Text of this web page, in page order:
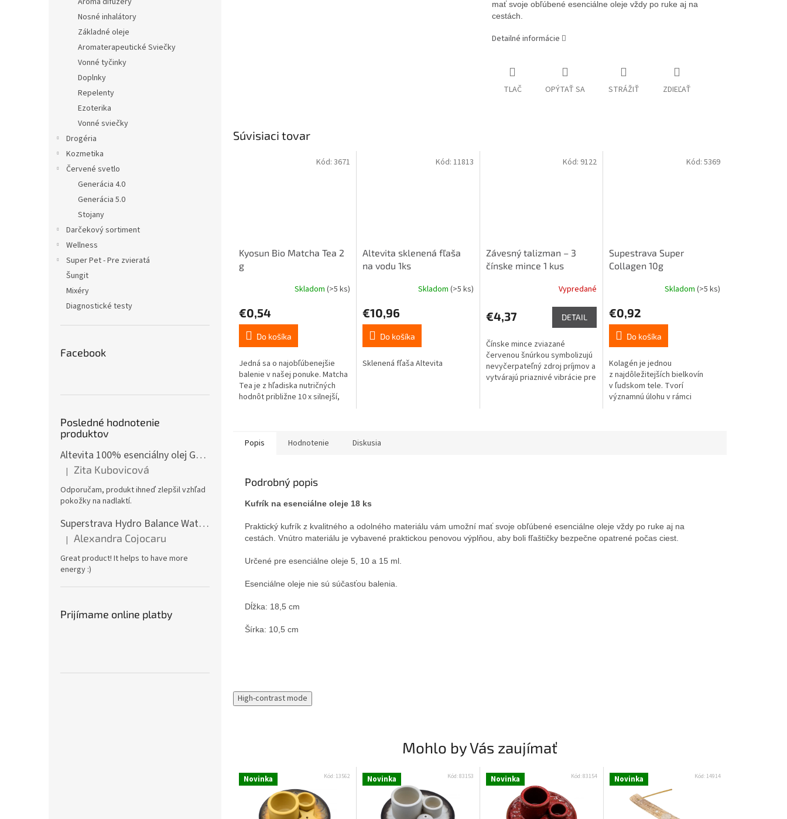
Nosné inhalátory
Základné oleje
Aromaterapeutické Sviečky
Vonné tyčinky
Doplnky
Repelenty
Ezoterika
Vonné sviečky
Drogéria
Kozmetika
Červené svetlo
Generácia 4.0
Generácia 5.0
Stojany
Darčekový sortiment
Wellness
Super Pet - Pre zvieratá
Šungit
Mixéry
Diagnostické testy
Facebook
Posledné hodnotenie
produktov
Altevita 100% esenciálny olej GÁFOR – Olej pozitívnej energie 10ml
Hodnotenie produktu je 5 z 5 hviezdičiek.
| Zita Kubovicová
Odporučam, produkt ihneď zlepšil vzhľad
pokožky na nadlaktí.
Superstrava Hydro Balance Watermelon electrolytes Box 30 x 4,7g
Hodnotenie produktu je 5 z 5 hviezdičiek.
| Alexandra Cojocaru
Great product! It helps to have more
energy :)
Prijímame online platby
mať svoje obľúbené esenciálne oleje vždy po ruke aj na
cestách.
Detailné informácie
TLAČ OPÝTAŤ SA STRÁŽIŤ ZDIEĽAŤ
Súvisiaci tovar
Kyosun Bio Matcha Tea 2
g
Skladom (>5 ks)
€0,54
Do košíka
Jedná sa o najobľúbenejšie
balenie v našej ponuke. Matcha
Tea je z hľadiska nutričných
hodnôt približne 10 x silnejší,
Kód: 3671
Altevita sklenená fľaša
na vodu 1ks
produktu
je
5,0
z
hviezdičiek.
Skladom (>5 ks)
€10,96
Do košíka
Sklenená fľaša Altevita
Kód: 11813
Závesný talizman – 3
čínske mince 1 kus
Vypredané
€4,37 DETAIL
Čínske mince zviazané
červenou šnúrkou symbolizujú
nevyčerpateľný zdroj príjmov a
vytvárajú priaznivé vibrácie pre
Kód: 9122
Supestrava Super
Collagen 10g
Skladom (>5 ks)
€0,92
Do košíka
Kolagén je jednou
z najdôležitejších bielkovín
v ľudskom tele. Tvorí
významnú úlohu v rámci
Kód: 5369
Popis Hodnotenie Diskusia
Podrobný popis
Kufrík na esenciálne oleje 18 ks
Praktický kufrík z kvalitného a odolného materiálu vám umožní mať svoje obľúbené esenciálne oleje vždy po ruke aj na
cestách. Vnútro materiálu je vybavené praktickou penovou výplňou, aby boli fľaštičky bezpečne opatrené počas ciest.
Určené pre esenciálne oleje 5, 10 a 15 ml.
Esenciálne oleje nie sú súčasťou balenia.
Dĺžka: 18,5 cm
Šírka: 10,5 cm
High-contrast mode
Mohlo by Vás zaujímať
Novinka Kód: 13562 Novinka Kód:83153 Novinka Kód:83154 Novinka Kód: 14914